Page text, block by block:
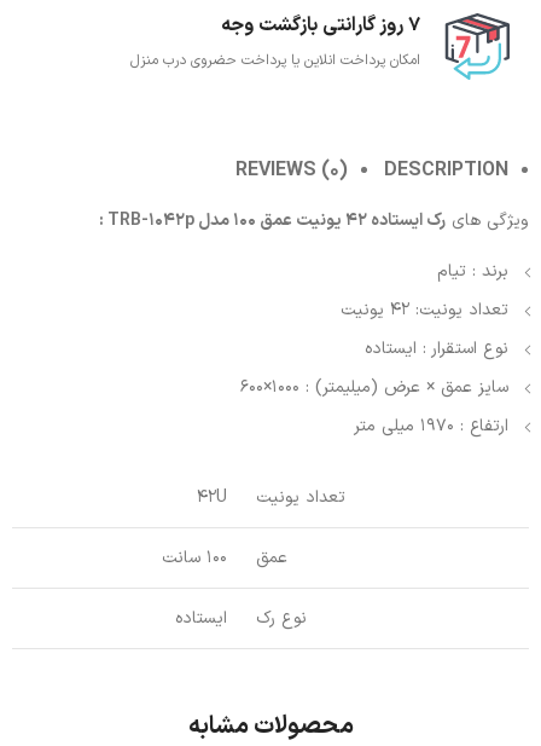
7 روز گارانتی بازگشت وجه
امکان پرداخت انلاین یا پرداخت حضروی درب منزل
DESCRIPTION
REVIEWS (0)
ویژگی های رک ایستاده 42 یونیت عمق 100 مدل TRB-1042p :
برند : تیام
تعداد یونیت: 42 یونیت
نوع استقرار : ایستاده
سایز عمق × عرض (میلیمتر) : 1000×600
ارتفاع : 1970 میلی متر
تعداد یونیت 42U
عمق 100 سانت
نوع رک ایستاده
محصولات مشابه